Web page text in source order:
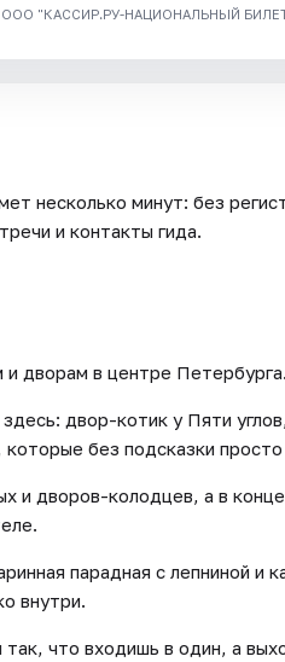
ООО "КАССИР.РУ-НАЦИОНАЛЬНЫЙ
несколько минут: без
и контакты гида.
дворам в центре Петербурга.
двор-котик у Пяти
без подсказки просто
и дворов-колодцев, а в
парадная с лепниной и
внутри.
что входишь в один, а